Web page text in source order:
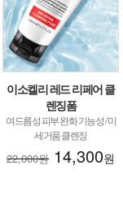
이소켈리 레드 리페어 클
렌징폼
여드름성 피부 완화 기능성 / 미
세거품 클렌징
22,000원14,300원